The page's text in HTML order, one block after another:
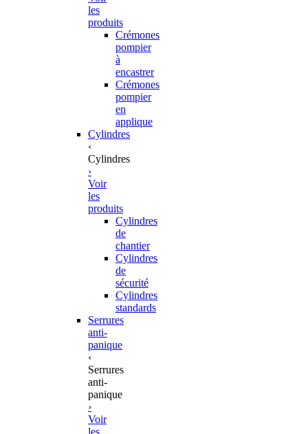
les
produits
Crémones
pompier
à
encastrer
Crémones
pompier
en
applique
Cylindres
‹
Cylindres
›
Voir
les
produits
Cylindres
de
chantier
Cylindres
de
sécurité
Cylindres
standards
Serrures
anti-
panique
‹
Serrures
anti-
panique
›
Voir
les